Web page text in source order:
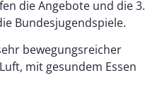
die Angebote und die 3.
Bundesjugendspiele.
bewegungsreicher
mit gesundem Essen